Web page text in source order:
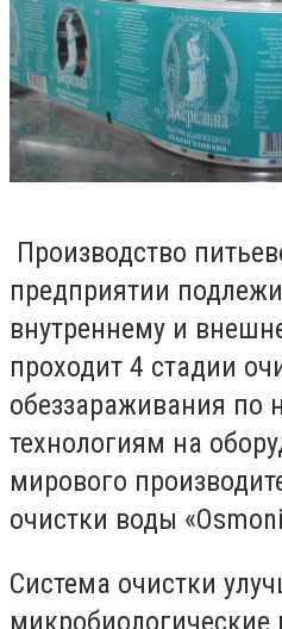
Производство
предприятии
внутреннему и
проходит 4 стадии
обеззараживания по
технологиям на
мирового
очистки воды
Система очистки
микробиологические